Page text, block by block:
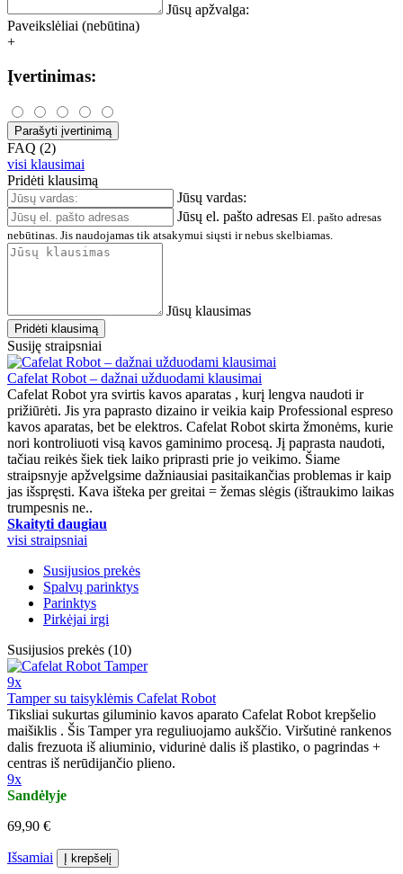
Jūsų apžvalga:
Paveikslėliai (nebūtina)
+
Įvertinimas:
Parašyti įvertinimą
FAQ (2)
visi klausimai
Pridėti klausimą
Jūsų vardas:
Jūsų el. pašto adresas El. pašto adresas
nebūtinas. Jis naudojamas tik atsakymui siųsti ir nebus skelbiamas.
Jūsų klausimas
Pridėti klausimą
Susiję straipsniai
Cafelat Robot – dažnai užduodami klausimai
Cafelat Robot yra svirtis kavos aparatas , kurį lengva naudoti ir
prižiūrėti. Jis yra paprasto dizaino ir veikia kaip Professional espreso
kavos aparatas, bet be elektros. Cafelat Robot skirta žmonėms, kurie
nori kontroliuoti visą kavos gaminimo procesą. Jį paprasta naudoti,
tačiau reikės šiek tiek laiko priprasti prie jo veikimo. Šiame
straipsnyje apžvelgsime dažniausiai pasitaikančias problemas ir kaip
jas išspręsti. Kava išteka per greitai = žemas slėgis (ištraukimo laikas
trumpesnis ne..
Skaityti daugiau
visi straipsniai
Susijusios prekės
Spalvų parinktys
Parinktys
Pirkėjai irgi
Susijusios prekės (10)
9x
Tamper su taisyklėmis Cafelat Robot
Tiksliai sukurtas giluminio kavos aparato Cafelat Robot krepšelio
maišiklis . Šis Tamper yra reguliuojamo aukščio. Viršutinė rankenos
dalis frezuota iš aliuminio, vidurinė dalis iš plastiko, o pagrindas +
centras iš nerūdijančio plieno.
9x
Sandėlyje
69,90 €
Išsamiai Į krepšelį